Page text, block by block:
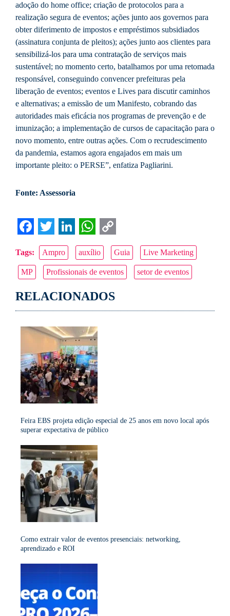
adoção do home office; criação de protocolos para a
realização segura de eventos; ações junto aos governos para
obter diferimento de impostos e empréstimos subsidiados
(assinatura conjunta de pleitos); ações junto aos clientes para
sensibilizá-los para uma contratação de serviços mais
sustentável; no momento certo, batalhamos por uma retomada
responsável, conseguindo convencer prefeituras pela
liberação de eventos; eventos e Lives para discutir caminhos
e alternativas; a emissão de um Manifesto, cobrando das
autoridades mais eficácia nos programas de prevenção e de
imunização; a implementação de cursos de capacitação para o
novo momento, entre outras ações. Com o recrudescimento
da pandemia, estamos agora engajados em mais um
importante pleito: o PERSE”, enfatiza Pagliarini.
Fonte: Assessoria
Facebook
Twitter
LinkedIn
WhatsApp
Copy
Link
Tags: Ampro auxílio Guia Live Marketing
MP Profissionais de eventos setor de eventos
RELACIONADOS
Feira EBS projeta edição especial de 25 anos em novo local após
superar expectativa de público
Como extrair valor de eventos presenciais: networking,
aprendizado e ROI